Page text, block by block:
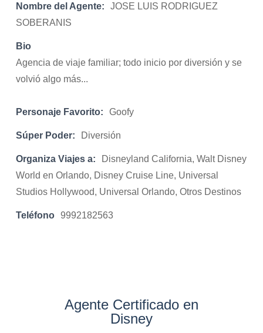
Nombre del Agente:
JOSE LUIS RODRIGUEZ
SOBERANIS
Bio
Agencia de viaje familiar; todo inicio por diversión y se
volvió algo más...
Personaje Favorito: Goofy
Súper Poder: Diversión
Organiza Viajes a:
Disneyland California, Walt Disney
World en Orlando, Disney Cruise Line, Universal
Studios Hollywood, Universal Orlando, Otros Destinos
Teléfono 9992182563